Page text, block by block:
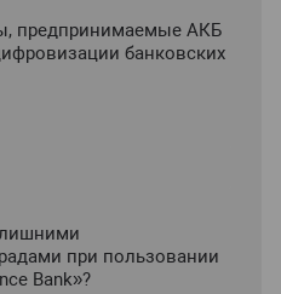
предпринимаемые АКБ
банковских
при пользовании
Bank»?